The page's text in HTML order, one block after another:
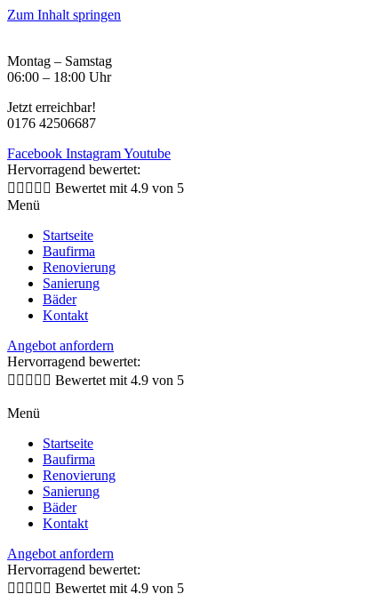
Zum Inhalt springen
Montag – Samstag
06:00 – 18:00 Uhr
Jetzt erreichbar!
0176 42506687
Facebook InstagramYoutube
Hervorragend bewertet:
     Bewertet mit 4.9 von 5
Menü
Startseite
Baufirma
Renovierung
Sanierung
Bäder
Kontakt
Angebot anfordern
Hervorragend bewertet:
     Bewertet mit 4.9 von 5
Menü
Startseite
Baufirma
Renovierung
Sanierung
Bäder
Kontakt
Angebot anfordern
Hervorragend bewertet:
     Bewertet mit 4.9 von 5